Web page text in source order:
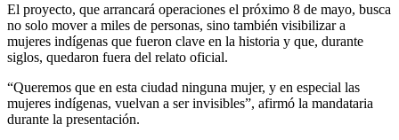
El proyecto, que arrancará operaciones el próximo 8 de mayo, busca
no solo mover a miles de personas, sino también visibilizar a
mujeres indígenas que fueron clave en la historia y que, durante
siglos, quedaron fuera del relato oficial.
“Queremos que en esta ciudad ninguna mujer, y en especial las
mujeres indígenas, vuelvan a ser invisibles”, afirmó la mandataria
durante la presentación.